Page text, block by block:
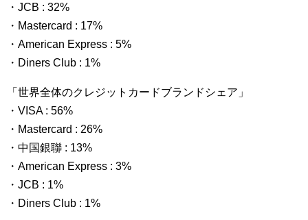
・JCB : 32%
・Mastercard : 17%
・American Express : 5%
・Diners Club : 1%
「世界全体のクレジットカードブランドシェア」
・VISA : 56%
・Mastercard : 26%
・中国銀聯 : 13%
・American Express : 3%
・JCB : 1%
・Diners Club : 1%